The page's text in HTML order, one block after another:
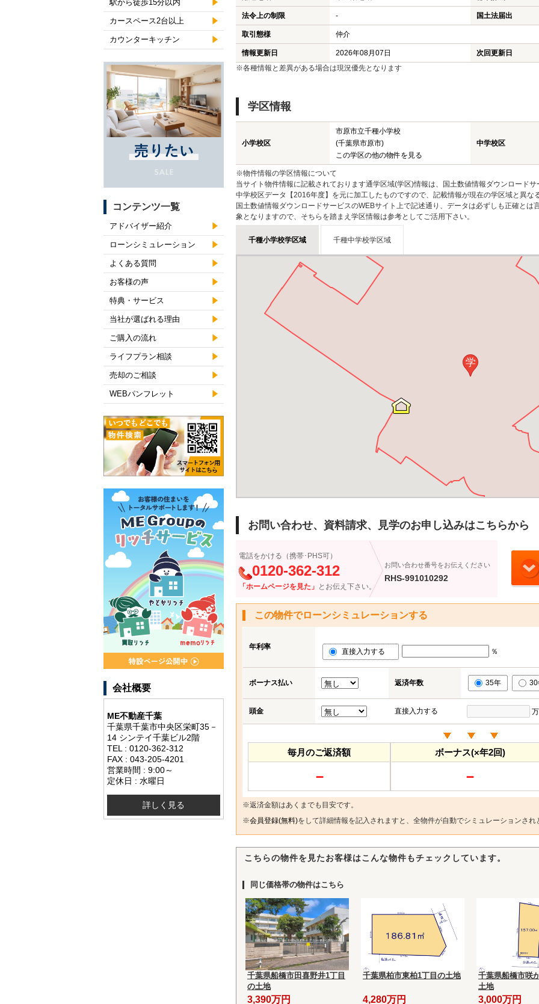
法令上の制限 - 国土法届出
取引態様 仲介
情報更新日 2026年08月07日
次回更新日
※各種情報と差異がある場合は現況優先となります
学区情報
小学校区
市原市立千種小学校
(千葉県市原市)
この学区の他の物件を見る
中学校区
※物件情報の学区情報について
当サイト物件情報に記載されております通学区域(学区)情報は、国土数値情報ダウンロード
中学校区データ【2016年度】を元に加工したものですので、記載情報が現在の学区域と異な
国土数値情報ダウンロードサービスのWEBサイト上で記述通り、データは必ずしも正確と
象となりますので、そちらを踏まえ学区情報は参考としてご活用下さい。
千種小学校学区域 千種中学校学区域
学
お問い合わせ、資料請求、見学のお申し込みはこちらから
電話をかける（携帯･PHS可）
0120-362-312
「ホームページを見た」 とお伝え下さい。
お問い合わせ番号をお伝えください
RHS-991010292
この物件でローンシミュレーションする
年利率
直接入力する ％
ボーナス払い 返済年数 35年 30
頭金 直接入力する
毎月のご返済額
－
ボーナス(×年2回)
－
※返済金額はあくまでも目安です。
※会員登録(無料)をして詳細情報を記入されますと、全物件が自動でシミュレーションさ
こちらの物件を見たお客様はこんな物件もチェックしています。
同じ価格帯の物件はこちら
千葉県船橋市田喜野井1丁目
の土地
3,390万円
千葉県柏市東柏1丁目の土地
4,280万円
千葉県船橋市咲
土地
3,000万円
駅から徒歩15分以内
カースペース2台以上
カウンターキッチン
コンテンツ一覧
アドバイザー紹介
ローンシミュレーション
よくある質問
お客様の声
特典・サービス
当社が選ばれる理由
ご購入の流れ
ライフプラン相談
売却のご相談
WEBパンフレット
会社概要
ME不動産千葉
千葉県千葉市中央区栄町35－
14 シンテイ千葉ビル2階
TEL : 0120-362-312
FAX : 043-205-4201
営業時間 : 9:00～
定休日 : 水曜日
詳しく見る